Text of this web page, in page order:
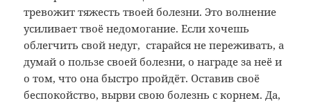
тревожит тяжесть твоей болезни. Это волнение
усиливает твоё недомогание. Если хочешь
облегчить свой недуг, старайся не переживать, а
думай о пользе своей болезни, о награде за неё и
о том, что она быстро пройдёт. Оставив своё
беспокойство, вырви свою болезнь с корнем. Да,